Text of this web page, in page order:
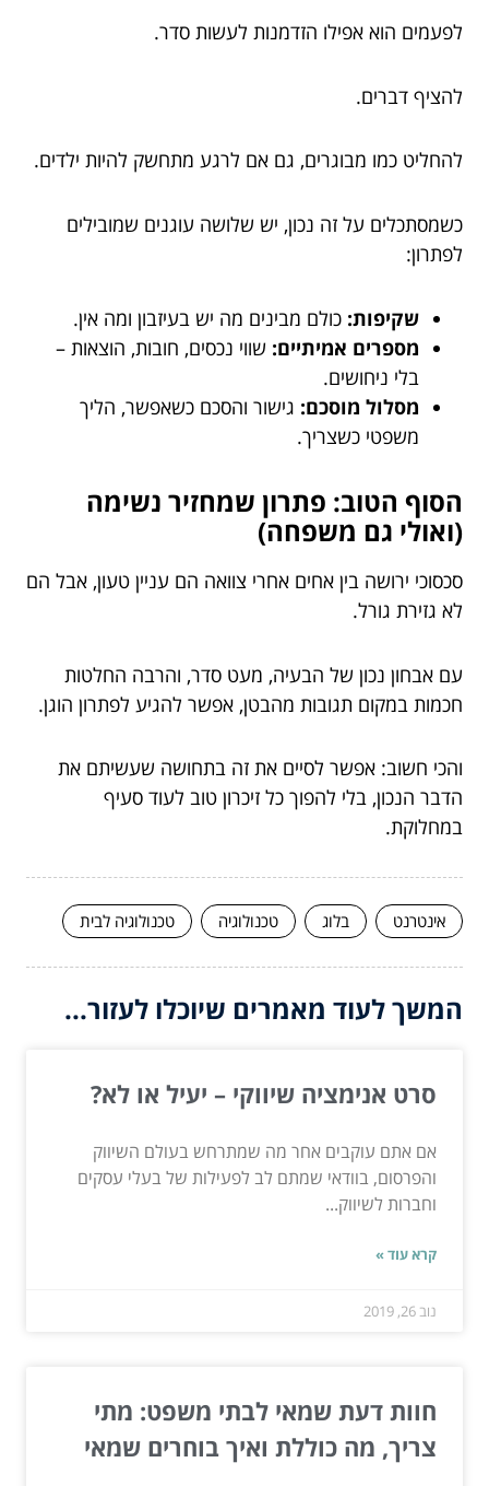
לפעמים הוא אפילו הזדמנות לעשות סדר.
להציף דברים.
להחליט כמו מבוגרים, גם אם לרגע מתחשק להיות ילדים.
כשמסתכלים על זה נכון, יש שלושה עוגנים שמובילים
לפתרון:
שקיפות: כולם מבינים מה יש בעיזבון ומה אין.
מספרים אמיתיים: שווי נכסים, חובות, הוצאות –
בלי ניחושים.
מסלול מוסכם: גישור והסכם כשאפשר, הליך
משפטי כשצריך.
הסוף הטוב: פתרון שמחזיר נשימה
(ואולי גם משפחה)
סכסוכי ירושה בין אחים אחרי צוואה הם עניין טעון, אבל הם
לא גזירת גורל.
עם אבחון נכון של הבעיה, מעט סדר, והרבה החלטות
חכמות במקום תגובות מהבטן, אפשר להגיע לפתרון הוגן.
והכי חשוב: אפשר לסיים את זה בתחושה שעשיתם את
הדבר הנכון, בלי להפוך כל זיכרון טוב לעוד סעיף
במחלוקת.
אינטרנט בלוג טכנולוגיה טכנולוגיה לבית
המשך לעוד מאמרים שיוכלו לעזור...
סרט אנימציה שיווקי – יעיל או לא?
אם אתם עוקבים אחר מה שמתרחש בעולם השיווק
והפרסום, בוודאי שמתם לב לפעילות של בעלי עסקים
וחברות לשיווק...
קרא עוד »
נוב 26, 2019
חוות דעת שמאי לבתי משפט: מתי
צריך, מה כוללת ואיך בוחרים שמאי